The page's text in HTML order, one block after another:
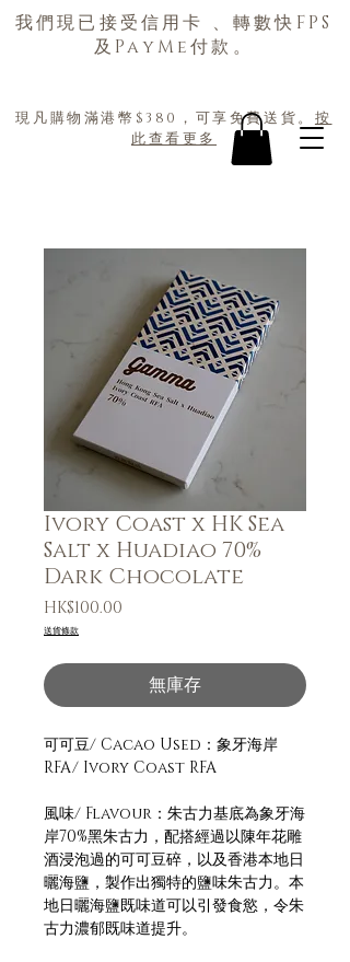
現凡購物滿港幣$380，可享免費送貨。 按
此查看更多
我們現已接受信用卡 、轉數快FPS
及PayMe付款。
Ivory Coast x HK Sea
Salt x Huadiao 70%
Dark Chocolate
HK$100.00
送貨條款
無庫存
可可豆/ Cacao Used：象牙海岸
RFA/ Ivory Coast RFA
風味/ Flavour：朱古力基底為象牙海
岸70%黑朱古力，配搭經過以陳年花雕
酒浸泡過的可可豆碎，以及香港本地日
曬海鹽，製作出獨特的鹽味朱古力。本
地日曬海鹽既味道可以引發食慾，令朱
古力濃郁既味道提升。